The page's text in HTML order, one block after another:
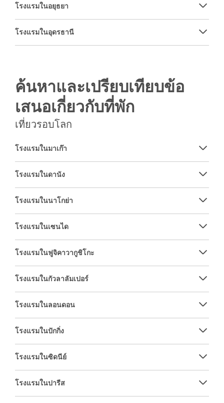
โรงแรมในอยุธยา
โรงแรมในอุดรธานี
ค้นหาและเปรียบเทียบข้อ
เสนอเกี่ยวกับที่พัก
เที่ยวรอบโลก
โรงแรมในมาเก๊า
โรงแรมในดานัง
โรงแรมในนาโกย่า
โรงแรมในเซนได
โรงแรมในฟูจิคาวากูชิโกะ
โรงแรมในกัวลาลัมเปอร์
โรงแรมในลอนดอน
โรงแรมในปักกิ่ง
โรงแรมในซิดนีย์
โรงแรมในปารีส